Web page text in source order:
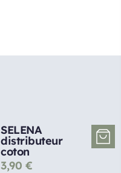
SELENA
distributeur
coton
3,90 €